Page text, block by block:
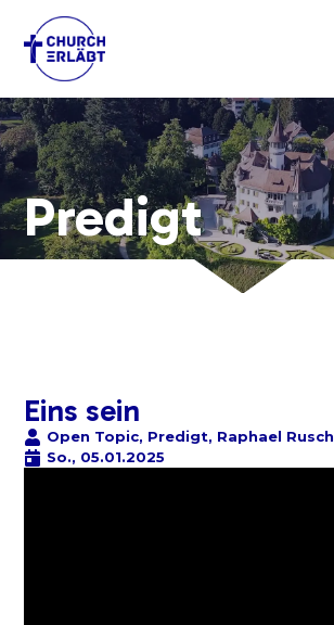
Predigt
Eins sein
Open Topic, Predigt, Raphael Rusch
So., 05.01.2025